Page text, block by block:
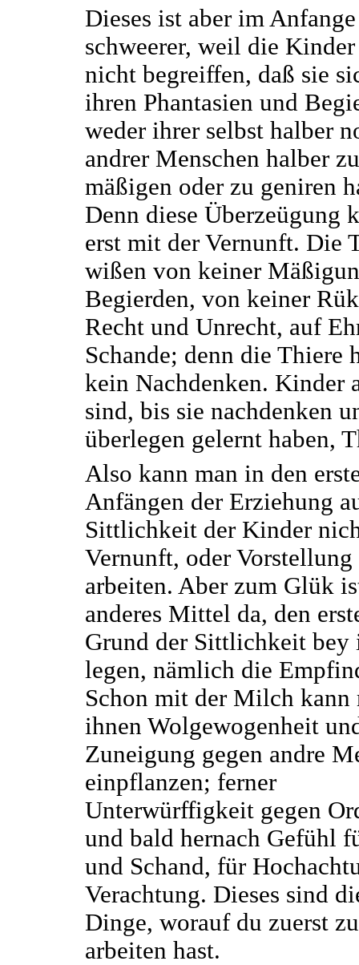
Dieses ist aber im
schweerer, weil die
nicht begreiffen, daß sie
ihren Phantasien und
weder ihrer selbst halber
andrer Menschen halber zu
mäßigen oder zu geniren
Denn diese Überzeügung
erst mit der Vernunft. Die
wißen von keiner
Begierden, von keiner
Recht und Unrecht, auf
Schande; denn die Thiere
kein Nachdenken. Kinder
sind, bis sie nachdenken
überlegen gelernt haben,
Also kann man in den
Anfängen der Erziehung
Sittlichkeit der Kinder
Vernunft, oder Vorstellung
arbeiten. Aber zum Glük
anderes Mittel da, den
Grund der Sittlichkeit bey
legen, nämlich die
Schon mit der Milch kann
ihnen Wolgewogenheit
Zuneigung gegen andre
einpflanzen; ferner
Unterwürffigkeit gegen
und bald hernach Gefühl
und Schand, für
Verachtung. Dieses sind
Dinge, worauf du zuerst zu
arbeiten hast.